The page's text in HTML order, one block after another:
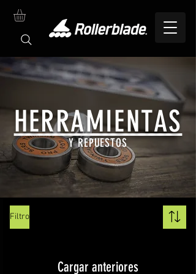
HERRAMIENTAS
Y REPUESTOS
Filtro
Cargar anteriores